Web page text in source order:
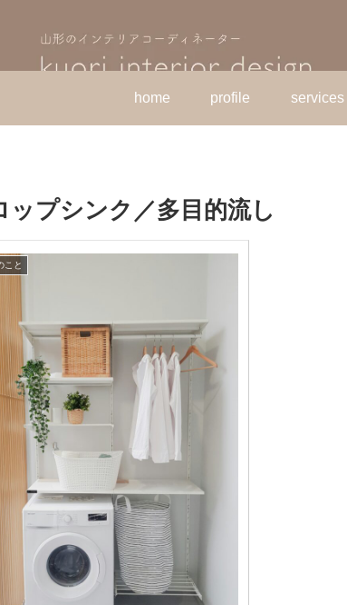
home profile services
ップシンク／多目的流し
こと